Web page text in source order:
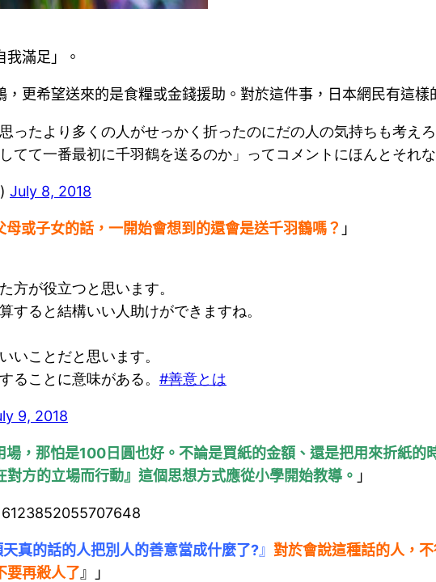
滿足」。
更希望送來的是食糧或金錢援助。對於這件事，日本網民有這樣
たより多くの人がせっかく折ったのにだの人の気持ちも考え
てて一番最初に千羽鶴を送るのか」ってコメントにほんとそれ
July 8, 2018
或子女的話，一開始會想到的還會是送千羽鶴嗎？ 」
方が役立つと思います。
すると結構いい人助けができますね。
いことだと思います。
ることに意味がある。 #善意とは
9, 2018
，那怕是100日圓也好。不論是買紙的金額、還是把用來折紙的
對方的立場而行動』這個思想方式應從小學開始教導。 」
真的話的人把別人的善意當成什麼了?』 對於會說這種話的人，
要再殺人了 』」